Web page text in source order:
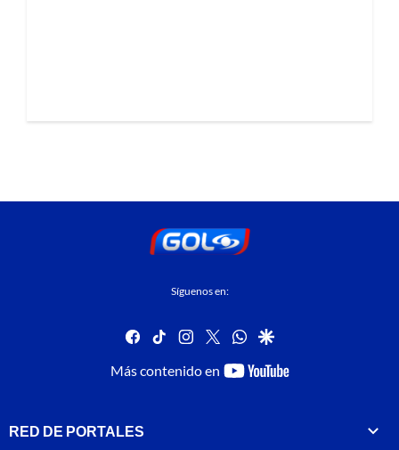
Síguenos en:
facebook
tiktok instagram
twitterwhatsapp
google
Más contenido en
youtube-
RED DE PORTALES